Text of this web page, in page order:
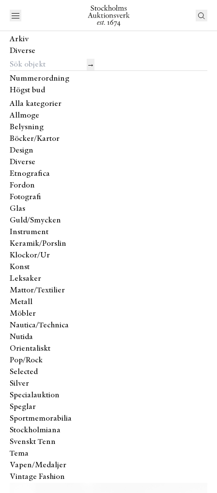
Arkiv
Diverse
→
Nummerordning
Högst bud
Alla kategorier
Allmoge
Belysning
Böcker/Kartor
Design
Diverse
Etnografica
Fordon
Fotografi
Glas
Guld/Smycken
Instrument
Keramik/Porslin
Klockor/Ur
Konst
Leksaker
Mattor/Textilier
Metall
Möbler
Nautica/Technica
Nutida
Orientaliskt
Pop/Rock
Selected
Silver
Specialauktion
Speglar
Sportmemorabilia
Stockholmiana
Svenskt Tenn
Tema
Vapen/Medaljer
Vintage Fashion